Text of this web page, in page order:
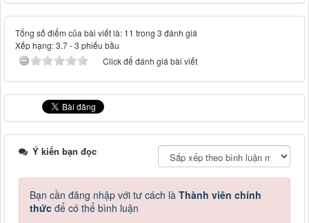
Tổng số điểm của bài viết là: 11 trong 3 đánh giá
Xếp hạng:3.7-3 phiếu bầu
Click để đánh giá bài viết
Ý kiến bạn đọc
Bạn cần đăng nhập với tư cách là Thành viên chính
thức để có thể bình luận